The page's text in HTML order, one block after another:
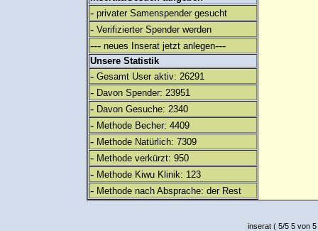
- privater Samenspender gesucht
- Verifizierter Spender werden
--- neues Inserat jetzt anlegen---
Unsere Statistik
- Gesamt User aktiv: 26291
- Davon Spender: 23951
- Davon Gesuche: 2340
- Methode Becher: 4409
- Methode Natürlich: 7309
- Methode verkürzt: 950
- Methode Kiwu Klinik: 123
- Methode nach Absprache: der Rest
inserat( 5/5 5 von 5